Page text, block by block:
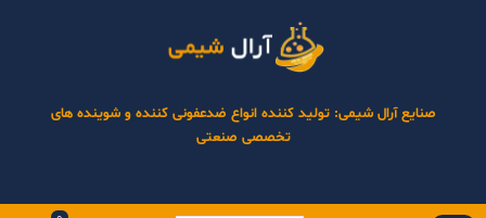
صنایع آرال شیمی: تولید کننده انواع ضدعفونی کننده و شوینده های
تخصصی صنعتی